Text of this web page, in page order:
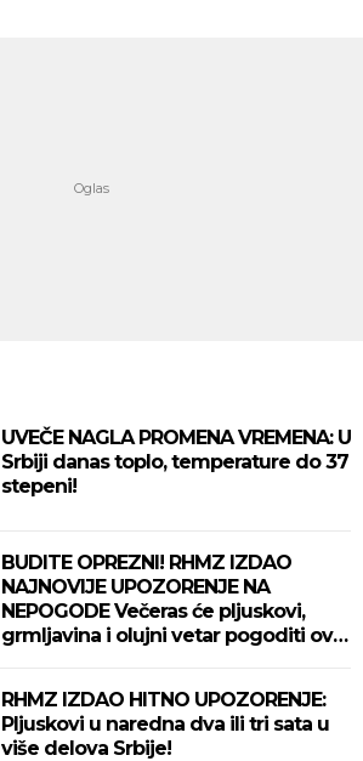
UVEČE NAGLA PROMENA VREMENA: U
Srbiji danas toplo, temperature do 37
stepeni!
BUDITE OPREZNI! RHMZ IZDAO
NAJNOVIJE UPOZORENJE NA
NEPOGODE Večeras će pljuskovi,
grmljavina i olujni vetar pogoditi ove
RHMZ IZDAO HITNO UPOZORENJE:
Pljuskovi u naredna dva ili tri sata u
više delova Srbije!